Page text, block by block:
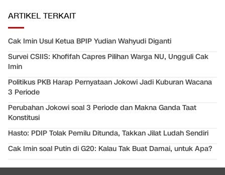
ARTIKEL TERKAIT
Cak Imin Usul Ketua BPIP Yudian Wahyudi Diganti
Survei CSIIS: Khofifah Capres Pilihan Warga NU, Ungguli Cak
Imin
Politikus PKB Harap Pernyataan Jokowi Jadi Kuburan Wacana
3 Periode
Perubahan Jokowi soal 3 Periode dan Makna Ganda Taat
Konstitusi
Hasto: PDIP Tolak Pemilu Ditunda, Takkan Jilat Ludah Sendiri
Cak Imin soal Putin di G20: Kalau Tak Buat Damai, untuk Apa?